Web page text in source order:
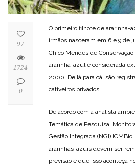
O primeiro filhote de ararinha-
irmãos nasceram em 6 e 9 de
Chico Mendes de
ararinha-azul é considerada
2000. De lá para cá, são
cativeiros privados.
De acordo com a analista
Temática de Pesquisa,
Gestão Integrada (NGI)
ararinhas-azuis devem ser
previsão é que isso aconteça
97
1724
0